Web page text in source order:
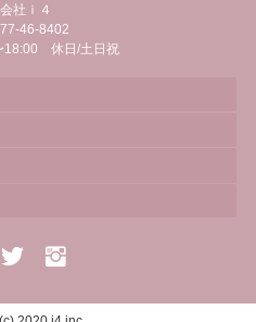
社ｉ４
46-8402
18:00 休日/土日祝